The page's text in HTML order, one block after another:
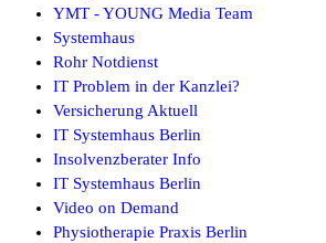
YMT - YOUNG Media Team
Systemhaus
Rohr Notdienst
IT Problem in der Kanzlei?
Versicherung Aktuell
IT Systemhaus Berlin
Insolvenzberater Info
IT Systemhaus Berlin
Video on Demand
Physiotherapie Praxis Berlin